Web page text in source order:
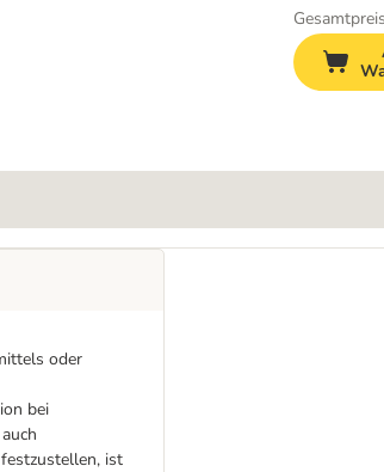
Gesamtpreis
oder
bei
ist